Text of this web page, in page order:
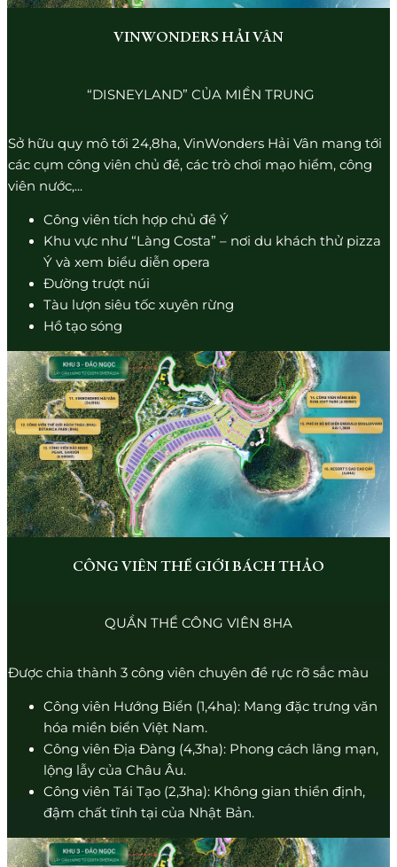
VINWONDERS HẢI VÂN
“DISNEYLAND” CỦA MIỀN TRUNG
Sở hữu quy mô tới 24,8ha, VinWonders Hải Vân mang tới
các cụm công viên chủ đề, các trò chơi mạo hiểm, công
viên nước,...
Công viên tích hợp chủ đề Ý
Khu vực như “Làng Costa” – nơi du khách thử pizza
Ý và xem biểu diễn opera
Đường trượt núi
Tàu lượn siêu tốc xuyên rừng
Hồ tạo sóng
CÔNG VIÊN THẾ GIỚI BÁCH THẢO
QUẦN THỂ CÔNG VIÊN 8HA
Được chia thành 3 công viên chuyên đề rực rỡ sắc màu
Công viên Hướng Biển (1,4ha): Mang đặc trưng văn
hóa miền biển Việt Nam.
Công viên Địa Đàng (4,3ha): Phong cách lãng mạn,
lộng lẫy của Châu Âu.
Công viên Tái Tạo (2,3ha): Không gian thiền định,
đậm chất tĩnh tại của Nhật Bản.